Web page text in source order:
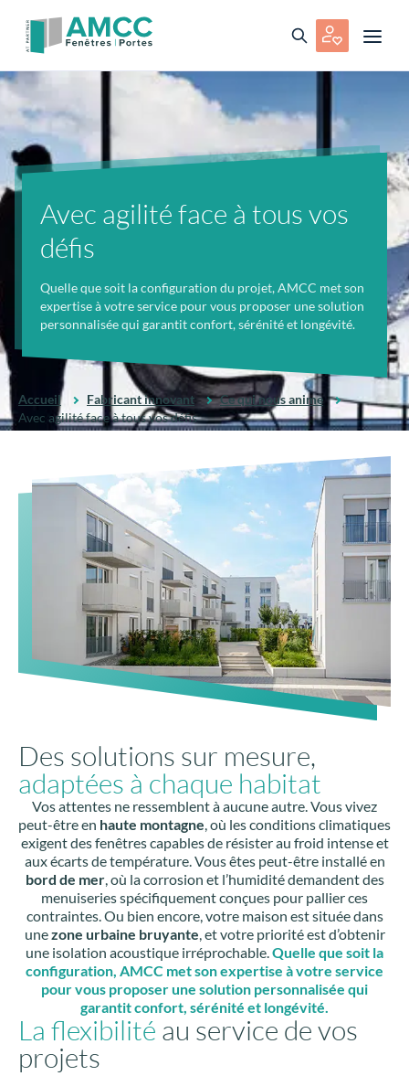
Avec agilité face à tous vos
défis
Quelle que soit la configuration du projet, AMCC met son
expertise à votre service pour vous proposer une solution
personnalisée qui garantit confort, sérénité et longévité.
Accueil Fabricant innovant
Ce qui nous anime
Avec agilité face à tous vos défis
Des solutions sur mesure,
adaptées à chaque habitat
Vos attentes ne ressemblent à aucune autre. Vous vivez
peut-être en haute montagne, où les conditions climatiques
exigent des fenêtres capables de résister au froid intense et
aux écarts de température. Vous êtes peut-être installé en
bord de mer, où la corrosion et l’humidité demandent des
menuiseries spécifiquement conçues pour pallier ces
contraintes. Ou bien encore, votre maison est située dans
unezone urbaine bruyante, et votre priorité est d’obtenir
une isolation acoustique irréprochable.Quelle que soit la
configuration, AMCC met son expertise à votre service
pour vous proposer une solution personnalisée qui
garantit confort, sérénité et longévité.
La flexibilité au service de vos
projets